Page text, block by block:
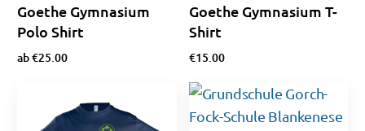
Goethe Gymnasium
Polo Shirt
ab€25.00
Goethe Gymnasium T-
Shirt
€15.00
Optionen wählen